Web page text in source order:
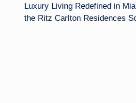
navigation
Luxury Living Redefined in
the Ritz Carlton Residences